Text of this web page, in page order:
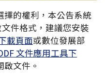
擇的權利，本公告系統
件格式，建議您安裝
載頁面或數位發展部
文件應用工具下
啟文件。